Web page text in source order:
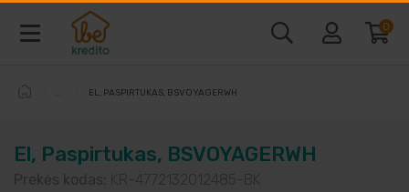
0
Baldai ir interjeras
Telefonai ir kompiuteriai
EL, PASPIRTUKAS, BSVOYAGERWH
El, Paspirtukas, BSVOYAGERWH